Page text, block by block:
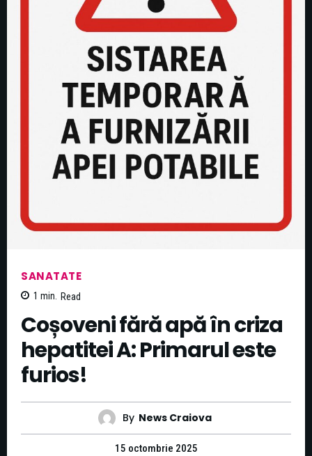
SANATATE
1 min. Read
Coșoveni fără apă în criza
hepatitei A: Primarul este
furios!
By News Craiova
15 octombrie 2025